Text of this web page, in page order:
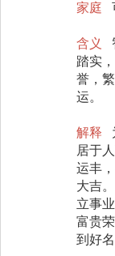
家庭
含义
踏实
誉，
运。
解释
居于
运丰
大吉
立事
富贵
到好